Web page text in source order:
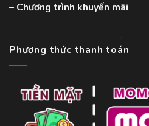
– Chương trình khuyến mãi
Phương thức thanh toán